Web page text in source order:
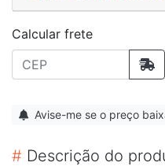
Calcular frete
Avise-me se o preço
# Descrição do